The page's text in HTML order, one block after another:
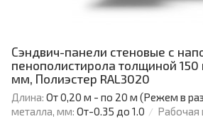
Сэндвич-панели стеновые с
пенополистирола толщиной
мм, Полиэстер RAL3020
Длина: От 0,20 м - по 20 м (Режем в
металла, мм: От-0.35 до 1.0 Рабочая